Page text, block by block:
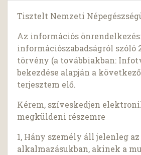
Tisztelt Nemzeti
Az információs
információszabadságról szóló
törvény (a továbbiakban:
bekezdése alapján a
terjesztem elő.
Kérem, szíveskedjen
megküldeni részemre
1, Hány személy áll jelenleg az
alkalmazásukban, akinek a